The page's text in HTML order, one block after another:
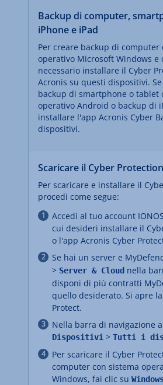
Backup di computer,
iPhone e iPad
Per creare backup di computer
operativo Microsoft Windows e
necessario installare il Cyber
Acronis su questi dispositivi.
backup di smartphone o tablet
operativo Android o backup di
installare l'app Acronis Cyber
dispositivi.
Scaricare il Cyber
Per scaricare e installare il
procedi come segue:
Accedi al tuo account
cui desideri installare il
o l'app Acronis Cyber
Se hai un server e
> Server & Cloud nella
disponi di più contratti
quello desiderato. Si apre
Protect.
Nella barra di navigazione
Dispositivi > Tutti i
Per scaricare il Cyber
computer con sistema
Windows, fai clic su